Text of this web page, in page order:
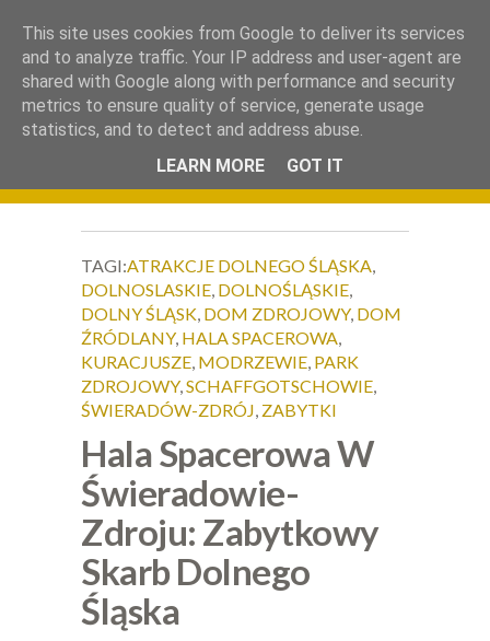
Okiem Obiektywu.
TAGI:ATRAKCJE DOLNEGO ŚLĄSKA,
DOLNOSLASKIE, DOLNOŚLĄSKIE,
DOLNY ŚLĄSK, DOM ZDROJOWY, DOM
ŹRÓDLANY, HALA SPACEROWA,
KURACJUSZE, MODRZEWIE, PARK
ZDROJOWY,SCHAFFGOTSCHOWIE,
ŚWIERADÓW-ZDRÓJ, ZABYTKI
Hala Spacerowa W
Świeradowie-
Zdroju: Zabytkowy
Skarb Dolnego
Śląska
This site uses cookies from Google to deliver its services
and to analyze traffic. Your IP address and user-agent are
shared with Google along with performance and security
metrics to ensure quality of service, generate usage
statistics, and to detect and address abuse.
LEARN MORE
GOT IT